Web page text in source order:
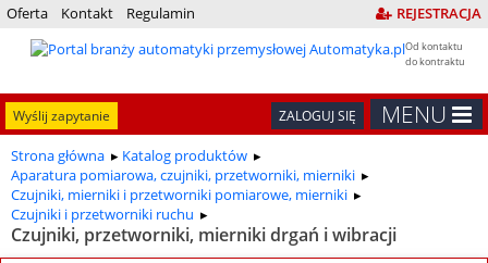
Oferta Kontakt Regulamin REJESTRACJA
Od kontaktu
do kontraktu
MENU
ZALOGUJ SIĘ
Wyślij zapytanie
Strona główna
Katalog produktów
Aparatura pomiarowa, czujniki, przetworniki, mierniki
Czujniki, mierniki i przetworniki pomiarowe, mierniki
Czujniki i przetworniki ruchu
Czujniki, przetworniki, mierniki drgań i wibracji